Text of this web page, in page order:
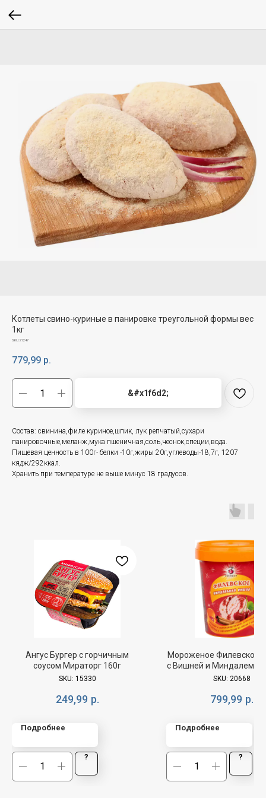
Котлеты свино-куриные в панировке треугольной формы вес
1кг
SKU:21247
779,99 р.
&#x1f6d2;
Состав: свинина,филе куриное,шпик, лук репчатый,сухари
панировочные,меланж,мука пшеничная,соль,чеснок,специи,вода.
Пищевая ценность в 100г- белки -10г,жиры 20г,углеводы-18,7г, 1207
кядж/292ккал.
Хранить при температуре не выше минус 18 градусов.
Ангус Бургер с горчичным
соусом Мираторг 160г
SKU: 15330
249,99 р.
Подробнее
?
Мороженое Филевское
с Вишней и Миндалем с
БЗМЖ 550г
SKU: 20668
799,99 р.
Подробнее
?